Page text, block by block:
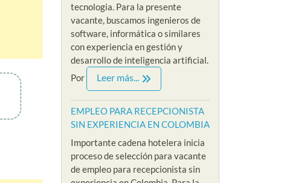
tecnologia. Para la presente
vacante, buscamos ingenieros de
software, informática o similares
con experiencia en gestión y
desarrollo de inteligencia artificial.
Por
Leer más...
EMPLEO PARA RECEPCIONISTA
SIN EXPERIENCIA EN COLOMBIA
Importante cadena hotelera inicia
proceso de selección para vacante
de empleo para recepcionista sin